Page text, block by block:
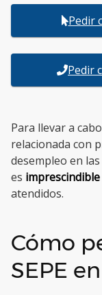
Pedir
Pedir
Para llevar a
relacionada con
desempleo en
es
atendidos.
Cómo
SEPE